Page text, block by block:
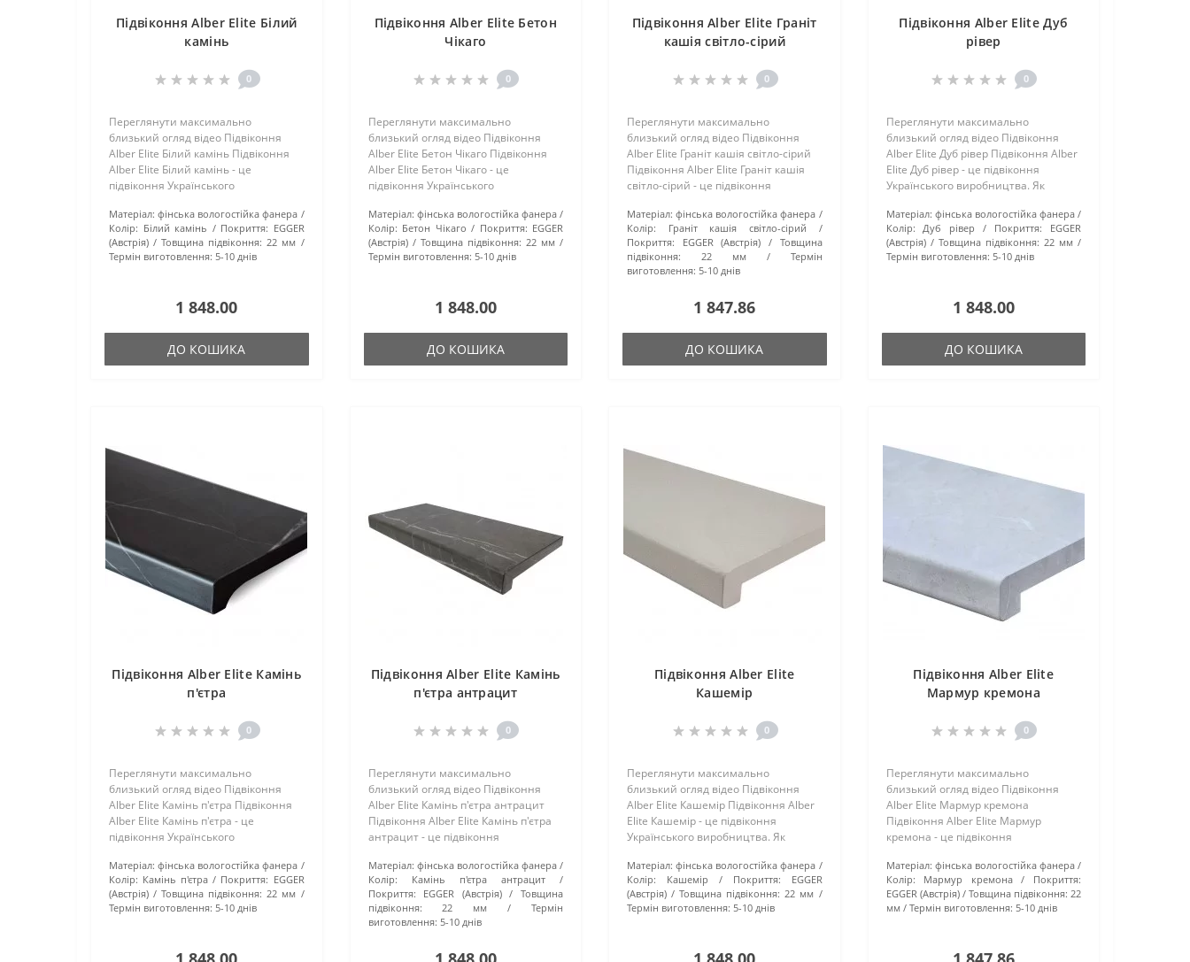
Підвіконня Alber Elite Білий
камінь
0
Переглянути максимально
близький огляд відео Підвіконня
Alber Elite Білий камінь Підвіконня
Alber Elite Білий камінь - це
підвіконня Українського
використовується вологостійка
фінська фанера та надійне
Австрійське покриття ..
Матеріал: фінська вологостійка фанера
Колір: Білий камінь Покриття: EGGER
(Австрія)
Товщина підвіконня: 22 мм
Термін виготовлення: 5-10 днів
1 848.00
ДО КОШИКА
Підвіконня Alber Elite Бетон
Чікаго
0
Переглянути максимально
близький огляд відео Підвіконня
Alber Elite Бетон Чікаго Підвіконня
Alber Elite Бетон Чікаго - це
підвіконня Українського
використовується вологостійка
фінська фанера та надійне
Австрійське покриття ..
Матеріал: фінська вологостійка фанера
Колір: Бетон Чікаго Покриття: EGGER
(Австрія)
Товщина підвіконня: 22 мм
Термін виготовлення: 5-10 днів
1 848.00
ДО КОШИКА
Підвіконня Alber Elite Граніт
кашія світло-сірий
0
Переглянути максимально
близький огляд відео Підвіконня
Alber Elite Граніт кашія світло-сірий
Підвіконня Alber Elite Граніт кашія
світло-сірий - це підвіконня
основа використовується
вологостійка фінська фанера та над..
Матеріал: фінська вологостійка фанера
Колір:
Граніт кашія світло-сірий
Покриття:
EGGER (Австрія)
Товщина
підвіконня:
22 мм
Термін
виготовлення: 5-10 днів
1 847.86
ДО КОШИКА
Підвіконня Alber Elite Дуб
рівер
0
Переглянути максимально
близький огляд відео Підвіконня
Alber Elite Дуб рівер Підвіконня Alber
Elite Дуб рівер - це підвіконня
Українського виробництва. Як
вологостійка фінська фанера та
надійне Австрійське покриття Egger
..
Матеріал: фінська вологостійка фанера
Колір:
Дуб рівер Покриття:
EGGER
(Австрія)
Товщина підвіконня: 22 мм
Термін виготовлення: 5-10 днів
1 848.00
ДО КОШИКА
Підвіконня Alber Elite Камінь
п'єтра
0
Переглянути максимально
близький огляд відео Підвіконня
Alber Elite Камінь п'єтра Підвіконня
Alber Elite Камінь п'єтра - це
підвіконня Українського
використовується вологостійка
фінська фанера та надійне
Австрійське покритт..
Матеріал: фінська вологостійка фанера
Колір: Камінь п'єтра Покриття: EGGER
(Австрія)
Товщина підвіконня: 22 мм
Термін виготовлення: 5-10 днів
Підвіконня Alber Elite Камінь
п'єтра антрацит
0
Переглянути максимально
близький огляд відео Підвіконня
Alber Elite Камінь п'єтра антрацит
Підвіконня Alber Elite Камінь п'єтра
антрацит - це підвіконня
основа використовується
вологостійка фінська фанера та
надійне А..
Матеріал: фінська вологостійка фанера
Колір:
Камінь п'єтра антрацит
Покриття:
EGGER (Австрія)
Товщина
підвіконня:
22 мм
Термін
виготовлення: 5-10 днів
Підвіконня Alber Elite
Кашемір
0
Переглянути максимально
близький огляд відео Підвіконня
Alber Elite Кашемір Підвіконня Alber
Elite Кашемір - це підвіконня
Українського виробництва. Як
вологостійка фінська фанера та
надійне Австрійське покриття Egger
усім..
Матеріал: фінська вологостійка фанера
Колір:
Кашемір Покриття:
EGGER
(Австрія)
Товщина підвіконня: 22 мм
Термін виготовлення: 5-10 днів
Підвіконня Alber Elite
Мармур кремона
0
Переглянути максимально
близький огляд відео Підвіконня
Alber Elite Мармур кремона
Підвіконня Alber Elite Мармур
кремона - це підвіконня
основа використовується
вологостійка фінська фанера та
надійне Австрійське покри..
Матеріал: фінська вологостійка фанера
Колір:
Мармур кремона
Покриття:
EGGER (Австрія)
Товщина підвіконня: 22
мм
Термін виготовлення: 5-10 днів